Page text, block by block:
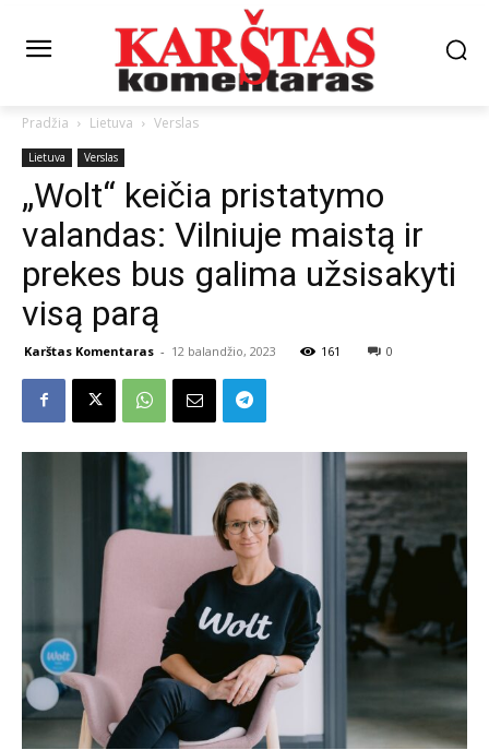
Pradžia Lietuva Verslas
Lietuva Verslas
„Wolt“ keičia pristatymo
valandas: Vilniuje maistą ir
prekes bus galima užsisakyti
visą parą
Karštas Komentaras - 12 balandžio, 2023 161 0